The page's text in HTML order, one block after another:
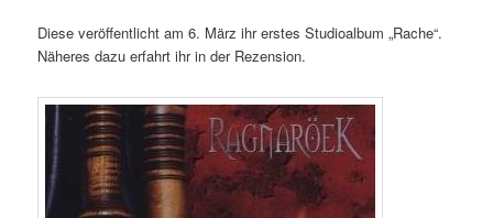
Diese veröffentlicht am 6. März ihr erstes Studioalbum „Rache“.
Näheres dazu erfahrt ihr in der Rezension.